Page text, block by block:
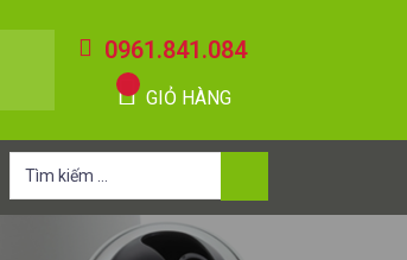
0961.841.084
GIỎ HÀNG
Tìm
kiếm
cho: